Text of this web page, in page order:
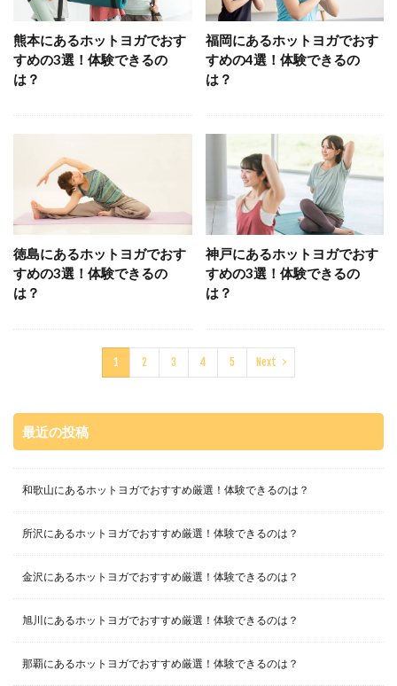
熊本にあるホットヨガでおす
すめの3選！体験できるの
は？
福岡にあるホットヨガでおす
すめの4選！体験できるの
は？
徳島にあるホットヨガでおす
すめの3選！体験できるの
は？
神戸にあるホットヨガでおす
すめの3選！体験できるの
は？
1 2 3 4 5 Next
最近の投稿
和歌山にあるホットヨガでおすすめ厳選！体験できるのは？
所沢にあるホットヨガでおすすめ厳選！体験できるのは？
金沢にあるホットヨガでおすすめ厳選！体験できるのは？
旭川にあるホットヨガでおすすめ厳選！体験できるのは？
那覇にあるホットヨガでおすすめ厳選！体験できるのは？